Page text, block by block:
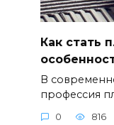
Как стать
В
профессия
0 816